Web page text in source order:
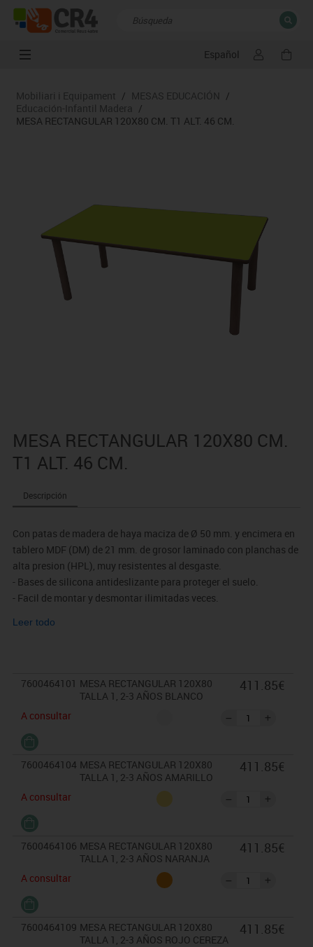
Español
Resultados de la búsqueda CERRAR
Mobiliari i Equipament / MESAS EDUCACIÓN /
Educación-Infantil Madera /
MESA RECTANGULAR 120X80 CM. T1 ALT. 46 CM.
MESA RECTANGULAR 120X80 CM.
T1 ALT. 46 CM.
Descripción
Con patas de madera de haya maciza de Ø 50 mm. y encimera en
tablero MDF (DM) de 21 mm. de grosor laminado con planchas de
alta presion (HPL), muy resistentes al desgaste.
- Bases de silicona antideslizante para proteger el suelo.
- Facil de montar y desmontar ilimitadas veces.
heridas.
En caso de devolución, según el estado del producto, no se abonará más del
* Se suministra montado
Leer todo
7600464101 MESA RECTANGULAR 120X80
TALLA 1, 2-3 AÑOS BLANCO
A consultar
411.85€
7600464104 MESA RECTANGULAR 120X80
TALLA 1, 2-3 AÑOS AMARILLO
A consultar
411.85€
7600464106 MESA RECTANGULAR 120X80
TALLA 1, 2-3 AÑOS NARANJA
A consultar
411.85€
7600464109 MESA RECTANGULAR 120X80
TALLA 1, 2-3 AÑOS ROJO CEREZA
411.85€